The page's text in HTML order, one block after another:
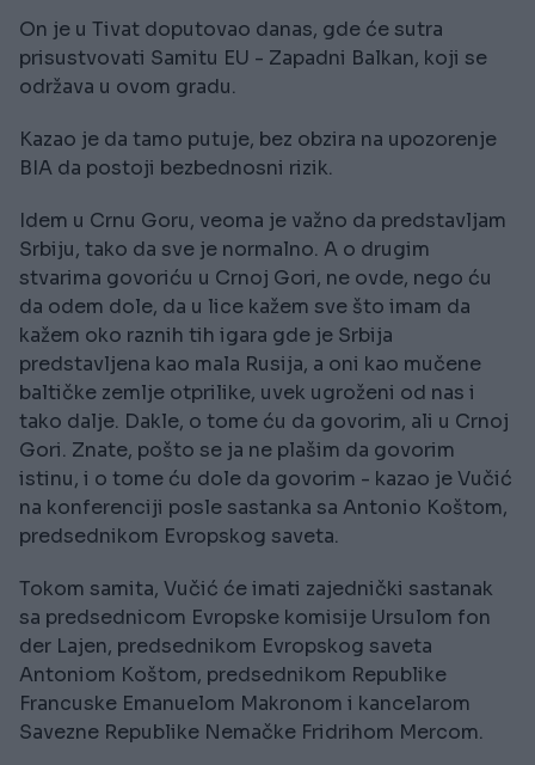
On je u Tivat doputovao danas, gde će sutra
prisustvovati Samitu EU - Zapadni Balkan, koji se
održava u ovom gradu.
Kazao je da tamo putuje, bez obzira na upozorenje
BIA da postoji bezbednosni rizik.
Idem u Crnu Goru, veoma je važno da predstavljam
Srbiju, tako da sve je normalno. A o drugim
stvarima govoriću u Crnoj Gori, ne ovde, nego ću
da odem dole, da u lice kažem sve što imam da
kažem oko raznih tih igara gde je Srbija
predstavljena kao mala Rusija, a oni kao mučene
baltičke zemlje otprilike, uvek ugroženi od nas i
tako dalje. Dakle, o tome ću da govorim, ali u Crnoj
Gori. Znate, pošto se ja ne plašim da govorim
istinu, i o tome ću dole da govorim - kazao je Vučić
na konferenciji posle sastanka sa Antonio Koštom,
predsednikom Evropskog saveta.
Tokom samita, Vučić će imati zajednički sastanak
sa predsednicom Evropske komisije Ursulom fon
der Lajen, predsednikom Evropskog saveta
Antoniom Koštom, predsednikom Republike
Francuske Emanuelom Makronom i kancelarom
Savezne Republike Nemačke Fridrihom Mercom.